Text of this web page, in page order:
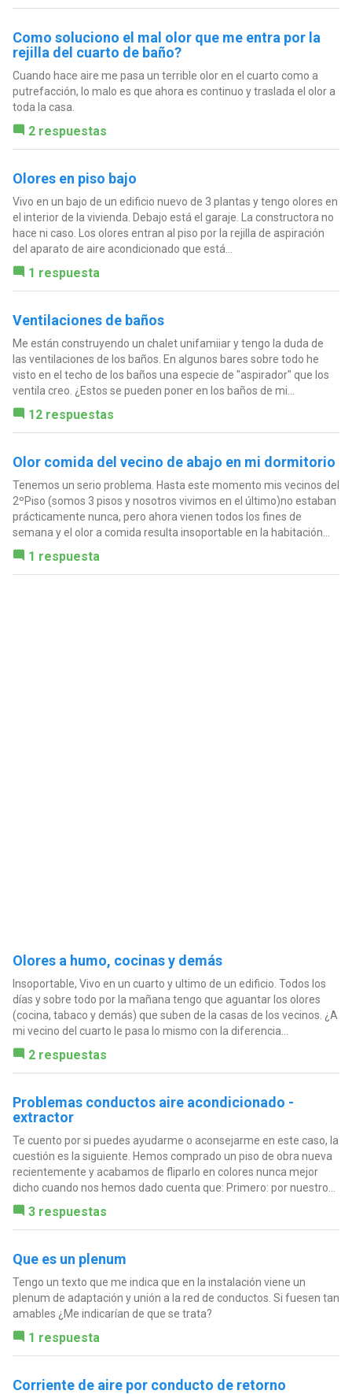
Como soluciono el mal olor que me entra por la
rejilla del cuarto de baño?
Cuando hace aire me pasa un terrible olor en el cuarto como a
putrefacción, lo malo es que ahora es continuo y traslada el olor a
toda la casa.
2 respuestas
Olores en piso bajo
Vivo en un bajo de un edificio nuevo de 3 plantas y tengo olores en
el interior de la vivienda. Debajo está el garaje. La constructora no
hace ni caso. Los olores entran al piso por la rejilla de aspiración
del aparato de aire acondicionado que está...
1 respuesta
Ventilaciones de baños
Me están construyendo un chalet unifamiiar y tengo la duda de
las ventilaciones de los baños. En algunos bares sobre todo he
visto en el techo de los baños una especie de "aspirador" que los
ventila creo. ¿Estos se pueden poner en los baños de mi...
12 respuestas
Olor comida del vecino de abajo en mi dormitorio
Tenemos un serio problema. Hasta este momento mis vecinos del
2ºPiso (somos 3 pisos y nosotros vivimos en el último)no estaban
prácticamente nunca, pero ahora vienen todos los fines de
semana y el olor a comida resulta insoportable en la habitación...
1 respuesta
Olores a humo, cocinas y demás
Insoportable, Vivo en un cuarto y ultimo de un edificio. Todos los
días y sobre todo por la mañana tengo que aguantar los olores
(cocina, tabaco y demás) que suben de la casas de los vecinos. ¿A
mi vecino del cuarto le pasa lo mismo con la diferencia...
2 respuestas
Problemas conductos aire acondicionado -
extractor
Te cuento por si puedes ayudarme o aconsejarme en este caso, la
cuestión es la siguiente. Hemos comprado un piso de obra nueva
recientemente y acabamos de fliparlo en colores nunca mejor
dicho cuando nos hemos dado cuenta que: Primero: por nuestro...
3 respuestas
Que es un plenum
Tengo un texto que me indica que en la instalación viene un
plenum de adaptación y unión a la red de conductos. Si fuesen tan
amables ¿Me indicarían de que se trata?
1 respuesta
Corriente de aire por conducto de retorno